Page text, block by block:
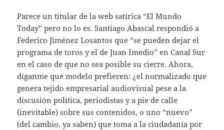
Parece un titular de la web satírica “El Mundo
Today” pero no lo es. Santiago Abascal respondió a
Federico Jiménez Losantos que “se pueden dejar el
programa de toros y el de Juan Imedio” en Canal Sur
en el caso de que no sea posible su cierre. Ahora,
díganme qué modelo prefieren: ¿el normalizado que
genera tejido empresarial audiovisual pese a la
discusión política, periodistas y a pie de calle
(inevitable) sobre sus contenidos, o uno “nuevo”
(del cambio, ya saben) que toma a la ciudadanía por